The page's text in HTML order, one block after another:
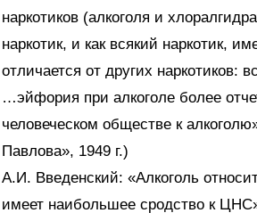
наркотиков (алкоголя и
наркотик, и как всякий наркотик,
отличается от других
…эйфория при алкоголе более
человеческом обществе к
Павлова», 1949 г.)
А.И. Введенский: «Алкоголь
имеет наибольшее сродство к